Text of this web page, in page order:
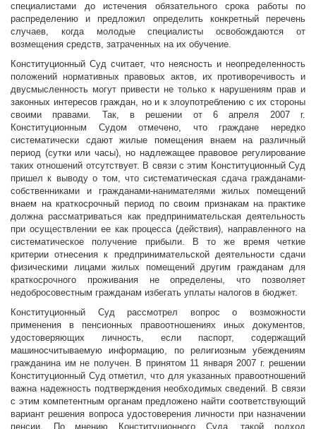
специалистами до истечения обязательного срока работы по
распределению и предложил определить конкретный перечень
случаев, когда молодые специалисты освобождаются от
возмещения средств, затраченных на их обучение.
Конституционный Суд считает, что неясность и неопределенность
положений нормативных правовых актов, их противоречивость и
двусмысленность могут привести не только к нарушениям прав и
законных интересов граждан, но и к злоупотреблению с их стороны
своими правами. Так, в решении от 6 апреля 2007 г.
Конституционным Судом отмечено, что граждане нередко
систематически сдают жилые помещения внаем на различный
период (сутки или часы), но надлежащее правовое регулирование
таких отношений отсутствует. В связи с этим Конституционный Суд
пришел к выводу о том, что систематическая сдача гражданами-
собственниками и гражданами-нанимателями жилых помещений
внаем на краткосрочный период по своим признакам на практике
должна рассматриваться как предпринимательская деятельность
при осуществлении ее как процесса (действия), направленного на
систематическое получение прибыли. В то же время четкие
критерии отнесения к предпринимательской деятельности сдачи
физическими лицами жилых помещений другим гражданам для
краткосрочного проживания не определены, что позволяет
недобросовестным гражданам избегать уплаты налогов в бюджет.
Конституционный Суд рассмотрел вопрос о возможности
применения в пенсионных правоотношениях иных документов,
удостоверяющих личность, если паспорт, содержащий
машиносчитываемую информацию, по религиозным убеждениям
гражданина им не получен. В принятом 11 января 2007 г. решении
Конституционный Суд отметил, что для указанных правоотношений
важна надежность подтверждения необходимых сведений. В связи
с этим компетентным органам предложено найти соответствующий
вариант решения вопроса удостоверения личности при назначении
пенсии. По мнению Конституционного Суда, такой подход